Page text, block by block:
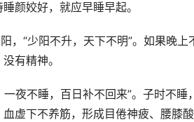
颜姣好，就应早睡早起。
，“少阳不升，天下不明”。如果晚上
有精神。
夜不睡，百日补不回来”。子时不睡，
虚下不养筋，形成目倦神疲、腰膝